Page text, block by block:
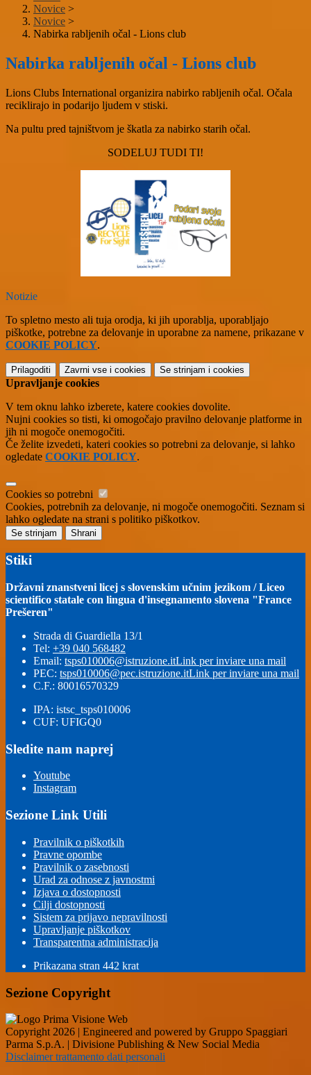
Novice >
Novice >
Nabirka rabljenih očal - Lions club
Nabirka rabljenih očal - Lions club
Lions Clubs International organizira nabirko rabljenih očal. Očala
reciklirajo in podarijo ljudem v stiski.
Na pultu pred tajništvom je škatla za nabirko starih očal.
SODELUJ TUDI TI!
Notizie
To spletno mesto ali tuja orodja, ki jih uporablja, uporabljajo
piškotke, potrebne za delovanje in uporabne za namene, prikazane v
COOKIE POLICY.
Prilagoditi Zavrni vse i cookies Se strinjam i cookies
Upravljanje cookies
V tem oknu lahko izberete, katere cookies dovolite.
Nujni cookies so tisti, ki omogočajo pravilno delovanje platforme in
jih ni mogoče onemogočiti.
Če želite izvedeti, kateri cookies so potrebni za delovanje, si lahko
ogledate COOKIE POLICY.
Cookies so potrebni
Cookies, potrebnih za delovanje, ni mogoče onemogočiti. Seznam si
lahko ogledate na strani s politiko piškotkov.
Se strinjam Shrani
Stiki
Državni znanstveni licej s slovenskim učnim jezikom / Liceo
scientifico statale con lingua d'insegnamento slovena "France
Prešeren"
Strada di Guardiella 13/1
Tel: +39 040 568482
Email: tsps010006@istruzione.itLink per inviare una mail
PEC: tsps010006@pec.istruzione.itLink per inviare una mail
C.F.: 80016570329
IPA: istsc_tsps010006
CUF: UFIGQ0
Sledite nam naprej
Youtube
Instagram
Sezione Link Utili
Pravilnik o piškotkih
Pravne opombe
Pravilnik o zasebnosti
Urad za odnose z javnostmi
Izjava o dostopnosti
Cilji dostopnosti
Sistem za prijavo nepravilnosti
Upravljanje piškotkov
Transparentna administracija
Prikazana stran 442 krat
Sezione Copyright
Copyright 2026 | Engineered and powered by Gruppo Spaggiari
Parma S.p.A. | Divisione Publishing & New Social Media
Disclaimer trattamento dati personali